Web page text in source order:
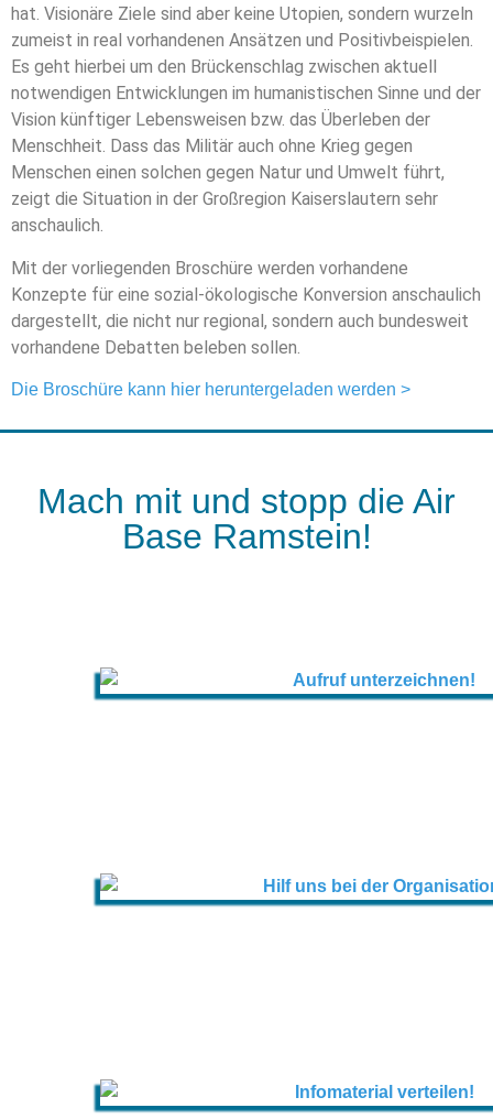
hat. Visionäre Ziele sind aber keine Utopien, sondern wurzeln
zumeist in real vorhandenen Ansätzen und Positivbeispielen.
Es geht hierbei um den Brückenschlag zwischen aktuell
notwendigen Entwicklungen im humanistischen Sinne und der
Vision künftiger Lebensweisen bzw. das Überleben der
Menschheit. Dass das Militär auch ohne Krieg gegen
Menschen einen solchen gegen Natur und Umwelt führt,
zeigt die Situation in der Großregion Kaiserslautern sehr
anschaulich.
Mit der vorliegenden Broschüre werden vorhandene
Konzepte für eine sozial-ökologische Konversion anschaulich
dargestellt, die nicht nur regional, sondern auch bundesweit
vorhandene Debatten beleben sollen.
Die Broschüre kann hier heruntergeladen werden >
Mach mit und stopp die Air
Base Ramstein!